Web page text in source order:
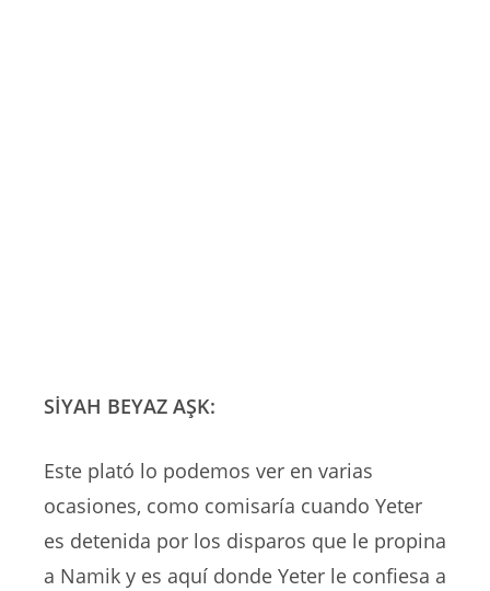
SİYAH BEYAZ AŞK:
Este plató lo podemos ver en varias
ocasiones, como comisaría cuando Yeter
es detenida por los disparos que le propina
a Namik y es aquí donde Yeter le confiesa a